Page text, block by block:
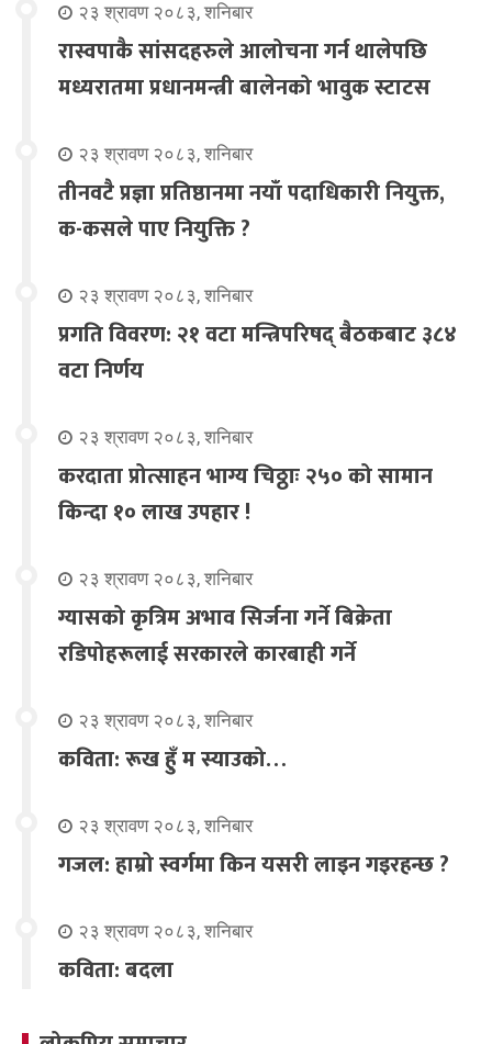
२३ श्रावण २०८३, शनिबार
रास्वपाकै सांसदहरुले आलोचना गर्न थालेपछि
मध्यरातमा प्रधानमन्त्री बालेनको भावुक स्टाटस
२३ श्रावण २०८३, शनिबार
तीनवटै प्रज्ञा प्रतिष्ठानमा नयाँ पदाधिकारी नियुक्त,
क-कसले पाए नियुक्ति ?
२३ श्रावण २०८३, शनिबार
प्रगति विवरण: २१ वटा मन्त्रिपरिषद् बैठकबाट ३८४
वटा निर्णय
२३ श्रावण २०८३, शनिबार
करदाता प्रोत्साहन भाग्य चिठ्ठाः २५० को सामान
किन्दा १० लाख उपहार !
२३ श्रावण २०८३, शनिबार
ग्यासको कृत्रिम अभाव सिर्जना गर्ने बिक्रेता
रडिपोहरूलाई सरकारले कारबाही गर्ने
२३ श्रावण २०८३, शनिबार
कविता: रूख हुँ म स्याउको…
२३ श्रावण २०८३, शनिबार
गजल: हाम्रो स्वर्गमा किन यसरी लाइन गइरहन्छ ?
२३ श्रावण २०८३, शनिबार
कविता: बदला